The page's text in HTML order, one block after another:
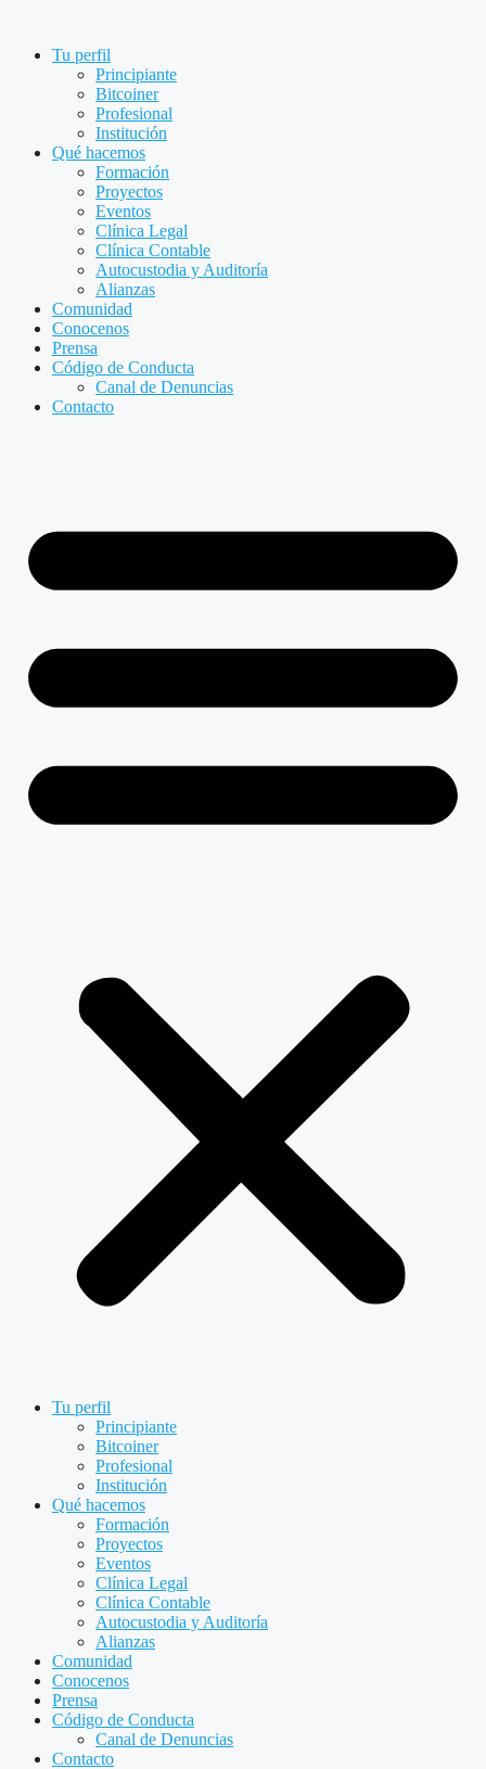
contenidoTu perfil
Principiante
Bitcoiner
Profesional
Institución
Qué hacemos
Formación
Proyectos
Eventos
Clínica Legal
Clínica Contable
Autocustodia y Auditoría
Alianzas
Comunidad
Conocenos
Prensa
Código de Conducta
Canal de Denuncias
Contacto
Tu perfil
Principiante
Bitcoiner
Profesional
Institución
Qué hacemos
Formación
Proyectos
Eventos
Clínica Legal
Clínica Contable
Autocustodia y Auditoría
Alianzas
Comunidad
Conocenos
Prensa
Código de Conducta
Canal de Denuncias
Contacto